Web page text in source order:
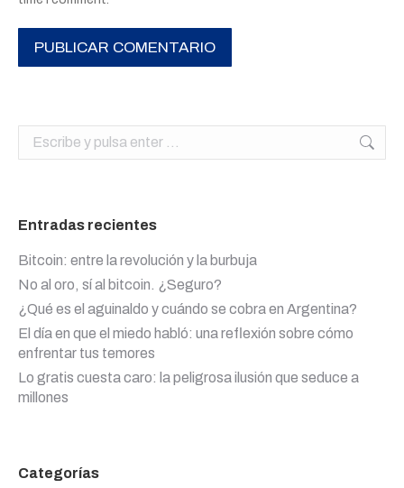
PUBLICAR COMENTARIO
Buscar:
Entradas recientes
Bitcoin: entre la revolución y la burbuja
No al oro, sí al bitcoin. ¿Seguro?
¿Qué es el aguinaldo y cuándo se cobra en Argentina?
El día en que el miedo habló: una reflexión sobre cómo
enfrentar tus temores
Lo gratis cuesta caro: la peligrosa ilusión que seduce a
millones
Categorías